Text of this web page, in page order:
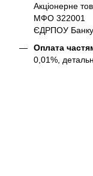
Акціонерне
МФО 322001
ЄДРПОУ
Оплата
0,01%,